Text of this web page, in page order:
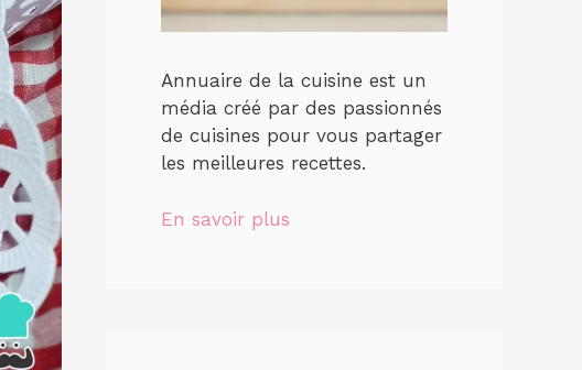
Annuaire de la cuisine est un
média créé par des passionnés
de cuisines pour vous partager
les meilleures recettes.
En savoir plus